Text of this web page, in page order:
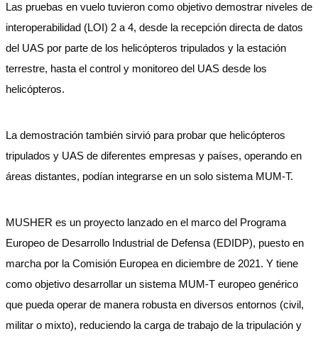
Las pruebas en vuelo tuvieron como objetivo demostrar niveles de
interoperabilidad (LOI) 2 a 4, desde la recepción directa de datos
del UAS por parte de los helicópteros tripulados y la estación
terrestre, hasta el control y monitoreo del UAS desde los
helicópteros.
La demostración también sirvió para probar que helicópteros
tripulados y UAS de diferentes empresas y países, operando en
áreas distantes, podían integrarse en un solo sistema MUM-T.
MUSHER es un proyecto lanzado en el marco del Programa
Europeo de Desarrollo Industrial de Defensa (EDIDP), puesto en
marcha por la Comisión Europea en diciembre de 2021. Y tiene
como objetivo desarrollar un sistema MUM-T europeo genérico
que pueda operar de manera robusta en diversos entornos (civil,
militar o mixto), reduciendo la carga de trabajo de la tripulación y